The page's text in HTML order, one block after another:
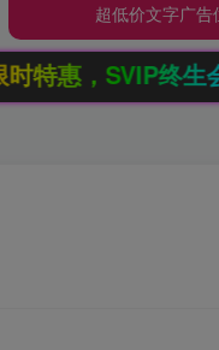
超低价文字广告
只需99元